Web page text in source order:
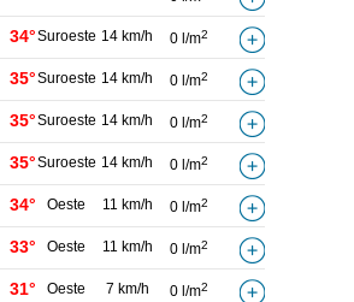
34°Suroeste 14 km/h 0 l/m2
35°Suroeste 14 km/h 0 l/m2
35°Suroeste 14 km/h 0 l/m2
35°Suroeste 14 km/h 0 l/m2
34° Oeste 11 km/h 0 l/m2
33° Oeste 11 km/h 0 l/m2
31° Oeste 7 km/h 0 l/m2